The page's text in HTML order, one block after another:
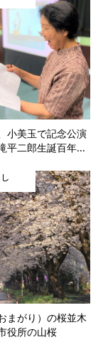
小美玉で記念公演
二郎生誕百年...
まがり）の桜並木
役所の山桜